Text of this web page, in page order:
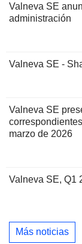
Valneva SE
administración
Valneva SE -
Valneva SE
marzo de 2026
Valneva SE, Q1
Más noticias